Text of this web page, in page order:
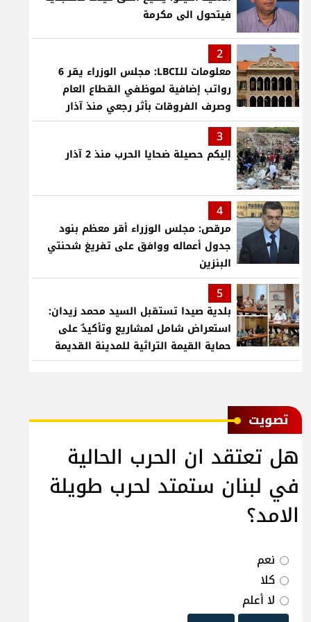
فيتحول الى مكرمة
2
معلومات للـLBCI: مجلس الوزراء يقر 6
رواتب إضافية لموظفي القطاع العام
وصرف الفروقات بأثر رجعي منذ آذار
3
إليكم حصيلة ضحايا الحرب منذ 2 آذار
4
مرقص: مجلس الوزراء أقر معظم بنود
جدول أعماله ووافق على تفريغ شحنتي
البنزين
5
بلدية صيدا تستقبل السيد محمد زيدان:
استعراض شامل لمشاريع وتأكيدٌ على
حماية القيمة التراثية للمدينة القديمة
ﺗﺼﻮﻳﺖ
هل تعتقد ان الحرب الحالية
في لبنان ستمتد لحرب طويلة
الامد؟
نعم
كلا
لا أعلم